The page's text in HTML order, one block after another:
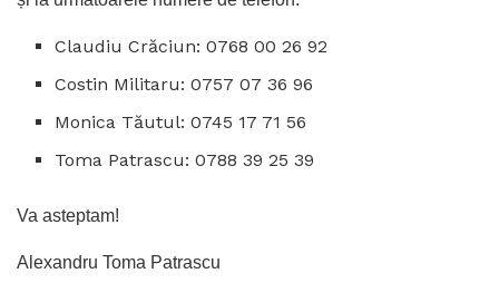
Claudiu Crăciun: 0768 00 26 92
Costin Militaru: 0757 07 36 96
Monica Tăutul: 0745 17 71 56
Toma Patrascu: 0788 39 25 39
Va asteptam!
Alexandru Toma Patrascu